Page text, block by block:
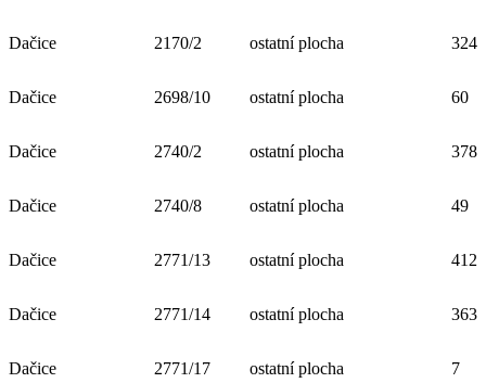
Dačice 2170/2 ostatní plocha 324
Dačice 2698/10 ostatní plocha 60
Dačice 2740/2 ostatní plocha 378
Dačice 2740/8 ostatní plocha 49
Dačice 2771/13 ostatní plocha 412
Dačice 2771/14 ostatní plocha 363
Dačice 2771/17 ostatní plocha 7